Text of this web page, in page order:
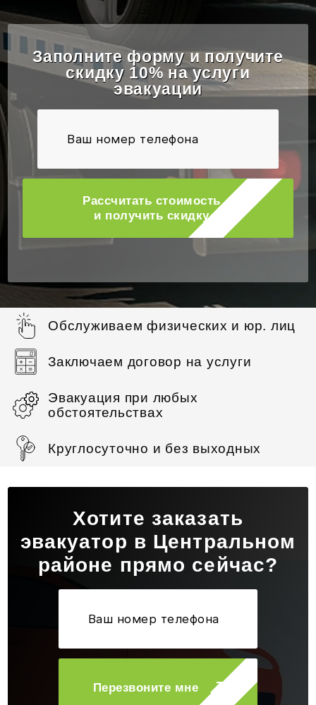
Заполните форму и получите
скидку 10% на услуги
эвакуации
Рассчитать стоимость
и получить скидку
Обслуживаем физических и юр. лиц
Заключаем договор на услуги
Эвакуация при любых
обстоятельствах
Круглосуточно и без выходных
Хотите заказать
эвакуатор в Центральном
районе прямо сейчас?
Перезвоните мне